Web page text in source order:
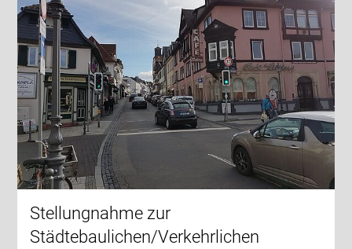
Stellungnahme zur
Städtebaulichen/Verkehrlichen